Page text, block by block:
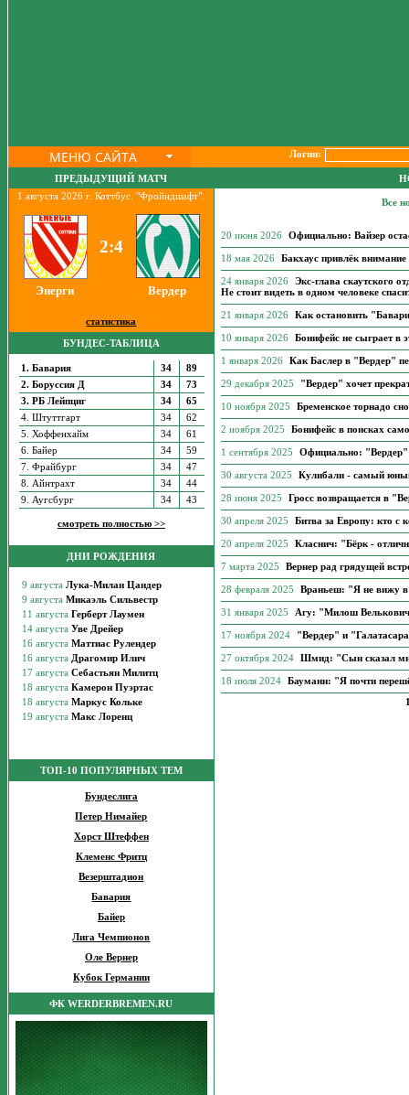
МЕНЮ САЙТА Логин:
ПРЕДЫДУЩИЙ МАТЧ
1 августа 2026 г. Коттбус. "Фройндшафт".
2:4
Энерги Вердер
статистика
БУНДЕС-ТАБЛИЦА
1. Бавария 34
89
2. Боруссия Д
34
73
3. РБ Лейпциг
34
65
4. Штуттгарт
34
62
5. Хоффенхайм
34
61
6. Байер
34
59
7. Фрайбург
34
47
8. Айнтрахт
34
44
9. Аугсбург
34 43
смотреть полностью >>
ДНИ РОЖДЕНИЯ
ТОП-10 ПОПУЛЯРНЫХ ТЕМ
Бундеслига
Петер Нимайер
Хорст Штеффен
Клеменс Фритц
Везерштадион
Бавария
Байер
Лига Чемпионов
Оле Вернер
Кубок Германии
ФК WERDERBREMEN.RU
Все
20 июня 2026 Официально: Вайзер
18 мая 2026 Бакхаус привлёк
24 января 2026
Экс-глава скаутского
Не стоит видеть в одном человеке
21 января 2026 Как остановить
10 января 2026 Бонифейс не сыграет в
1 января 2026 Как Баслер в "Вердер"
29 декабря 2025 "Вердер" хочет
10 ноября 2025 Бременское торнадо
2 ноября 2025 Бонифейс в поисках
1 сентября 2025 Официально: "Вердер"
30 августа 2025 Кулибали - самый
28 июня 2025 Гросс возвращается в
30 апреля 2025 Битва за Европу: кто с
20 апреля 2025 Класнич: "Бёрк -
7 марта 2025 Вернер рад грядущей
28 февраля 2025 Враньеш: "Я не вижу
31 января 2025 Агу: "Милош
17 ноября 2024 "Вердер" и
27 октября 2024 Шмид: "Сын сказал
18 июля 2024 Бауманн: "Я почти